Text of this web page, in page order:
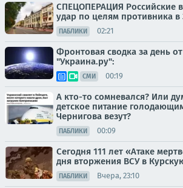
СПЕЦОПЕРАЦИЯ Российские
удар по целям противника
ПАБЛИКИ 02:21
Фронтовая сводка за день
"Украина.ру":
СМИ 00:19
А кто-то сомневался? Или
детское питание
Чернигова везут?
ПАБЛИКИ 00:09
Сегодня 111 лет «Атаке
дня вторжения ВСУ в
ПАБЛИКИ Вчера, 23:10